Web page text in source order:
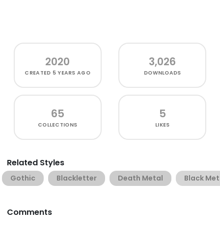
2020
CREATED 5 YEARS AGO
3,026
DOWNLOADS
65
COLLECTIONS
5
LIKES
Related Styles
Gothic Blackletter Death Metal Black
Comments